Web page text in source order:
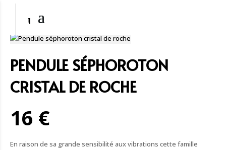
PENDULE SÉPHOROTON
CRISTAL DE ROCHE
16 €
En raison de sa grande sensibilité aux vibrations cette famille